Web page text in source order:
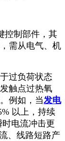
控制部件，其
需从电气、机
过负荷状态
触点过热氧
例如，当发电
以上，持续
电流冲击更
、线路短路产